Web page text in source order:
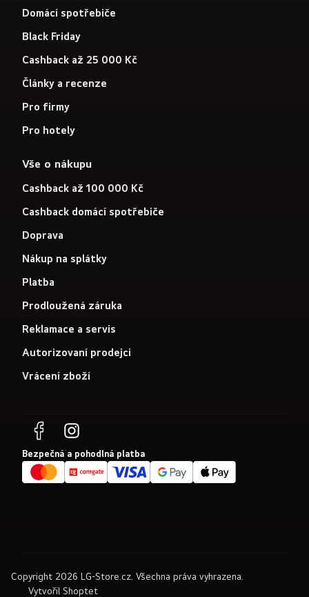
Domácí spotřebiče
Black Friday
Cashback až 25 000 Kč
Články a recenze
Pro firmy
Pro hotely
Vše o nákupu
Cashback až 100 000 Kč
Cashback domácí spotřebiče
Doprava
Nákup na splátky
Platba
Prodloužená záruka
Reklamace a servis
Autorizovaní prodejci
Vrácení zboží
Bezpečná a pohodlná platba
Vytvořil Shoptet
Copyright 2026 LG-Store.cz . Všechna práva vyhrazena.